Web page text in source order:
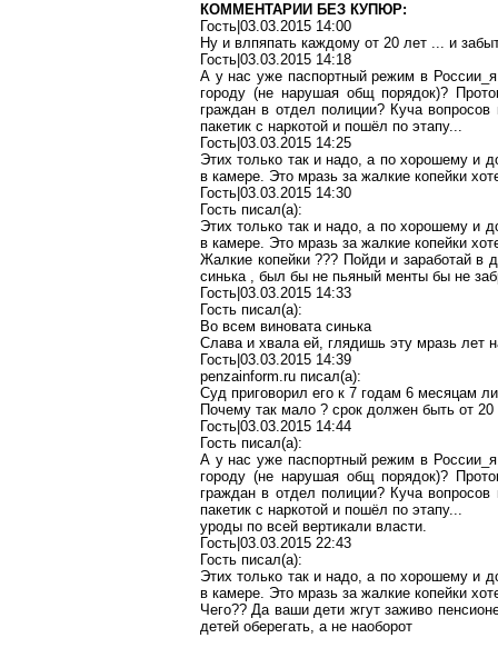
КОММЕНТАРИИ БЕЗ КУПЮР:
Гость|03.03.2015 14:00
Ну и влпяпать каждому от 20 лет ... и
Гость|03.03.2015 14:18
А у нас уже паспортный режим в
городу (не нарушая общ порядок)?
граждан в отдел полиции? Куча
пакетик с наркотой и пошёл по этапу...
Гость|03.03.2015 14:25
Этих только так и надо, а по хорошему и
в камере. Это мразь за жалкие копейки
Гость|03.03.2015 14:30
Гость писал(a):
Этих только так и надо, а по хорошему и
в камере. Это мразь за жалкие копейки
Жалкие копейки ??? Пойди и заработай в
синька , был бы не пьяный менты бы не
Гость|03.03.2015 14:33
Гость писал(a):
Во всем виновата синька
Слава и хвала ей, глядишь эту мразь лет
Гость|03.03.2015 14:39
penzainform.ru писал(a):
Суд приговорил его к 7 годам 6 месяцам
Почему так мало ? срок должен быть от 20
Гость|03.03.2015 14:44
Гость писал(a):
А у нас уже паспортный режим в
городу (не нарушая общ порядок)?
граждан в отдел полиции? Куча
пакетик с наркотой и пошёл по этапу...
уроды по всей вертикали власти.
Гость|03.03.2015 22:43
Гость писал(a):
Этих только так и надо, а по хорошему и
в камере. Это мразь за жалкие копейки
Чего?? Да ваши дети жгут заживо
детей оберегать, а не наоборот